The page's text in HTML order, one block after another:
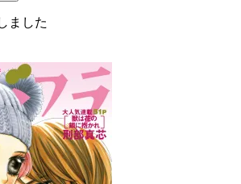
ました